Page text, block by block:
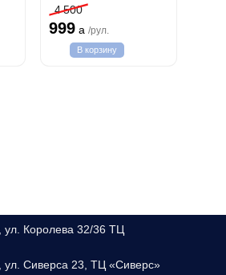
4 500
999 a /рул.
В корзину
ул. Королева 32/36 ТЦ
ул. Сиверса 23, ТЦ «Сиверс»